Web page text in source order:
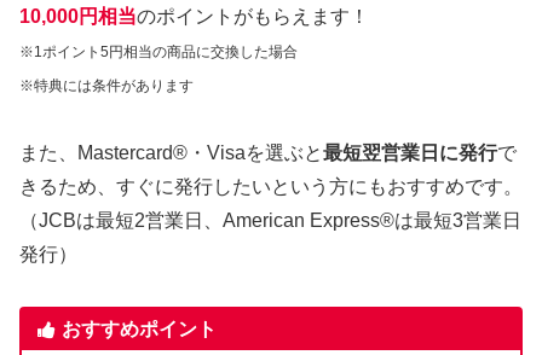
10,000円相当のポイントがもらえます！
※1ポイント5円相当の商品に交換した場合
※特典には条件があります
また、Mastercard®・Visaを選ぶと最短翌営業日に発行で
きるため、すぐに発行したいという方にもおすすめです。
（JCBは最短2営業日、American Express®は最短3営業日
発行）
おすすめポイント